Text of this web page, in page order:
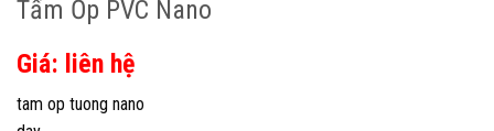
Tấm Ốp PVC Nano
Giá: liên hệ
tam op tuong nano